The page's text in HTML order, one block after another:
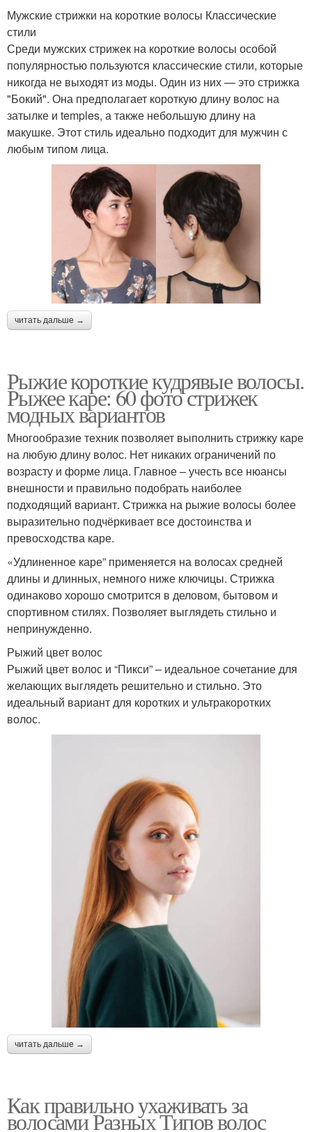
Мужские стрижки на короткие волосы Классические
стили
Среди мужских стрижек на короткие волосы особой
популярностью пользуются классические стили, которые
никогда не выходят из моды. Один из них — это стрижка
"Бокий". Она предполагает короткую длину волос на
затылке и temples, а также небольшую длину на
макушке. Этот стиль идеально подходит для мужчин с
любым типом лица.
читать дальше →
Рыжие короткие кудрявые волосы.
Рыжее каре: 60 фото стрижек
модных вариантов
Многообразие техник позволяет выполнить стрижку каре
на любую длину волос. Нет никаких ограничений по
возрасту и форме лица. Главное – учесть все нюансы
внешности и правильно подобрать наиболее
подходящий вариант. Стрижка на рыжие волосы более
выразительно подчёркивает все достоинства и
превосходства каре.
«Удлиненное каре” применяется на волосах средней
длины и длинных, немного ниже ключицы. Стрижка
одинаково хорошо смотрится в деловом, бытовом и
спортивном стилях. Позволяет выглядеть стильно и
непринужденно.
Рыжий цвет волос
Рыжий цвет волос и “Пикси” – идеальное сочетание для
желающих выглядеть решительно и стильно. Это
идеальный вариант для коротких и ультракоротких
волос.
читать дальше →
Как правильно ухаживать за
волосами Разных Типов волос